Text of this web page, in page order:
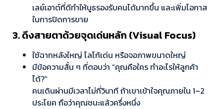
เลย์เอาต์ที่ดีทำให้บูธรองรับคนได้มากขึ้น และเพิ่มโอกาส
ในการปิดการขาย
3. ดึงสายตาด้วยจุดเด่นหลัก (Visual Focus)
ใช้ฉากหลังใหญ่ โลโก้เด่น หรือจอภาพขนาดใหญ่
มีข้อความสั้น ๆ ที่ตอบว่า “คุณคือใคร ทำอะไรให้ลูกค้า
ได้?”
คนเดินผ่านมีเวลาไม่กี่วินาที ถ้าเขาเข้าใจคุณภายใน 1–2
ประโยค ถือว่าคุณชนะแล้วครึ่งหนึ่ง